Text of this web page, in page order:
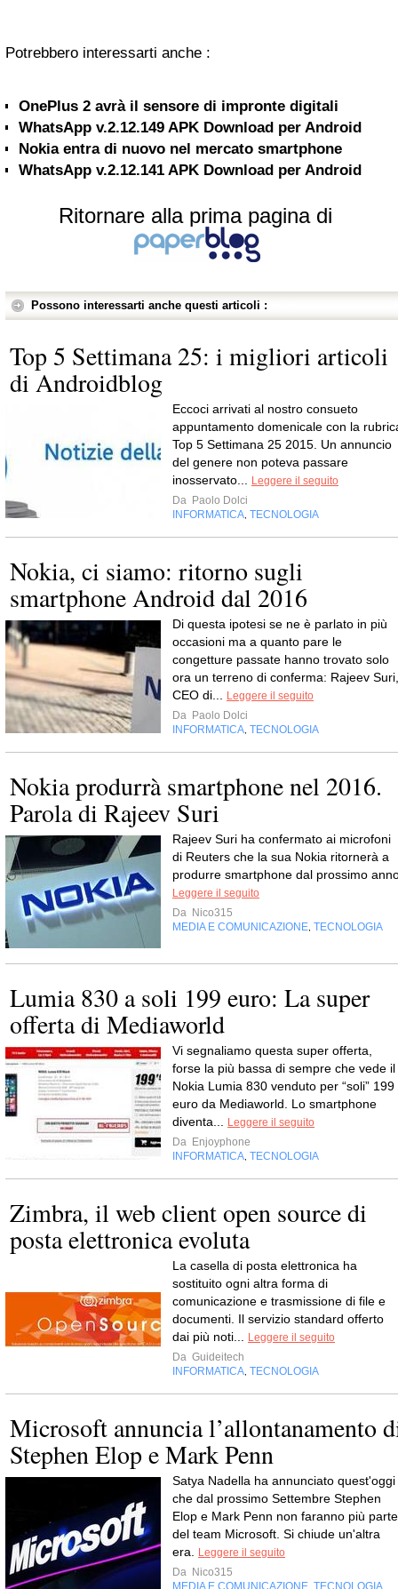
Potrebbero interessarti anche :
OnePlus 2 avrà il sensore di impronte digitali
WhatsApp v.2.12.149 APK Download per Android
Nokia entra di nuovo nel mercato smartphone
WhatsApp v.2.12.141 APK Download per Android
Ritornare alla prima pagina di
Possono interessarti anche questi articoli :
Top 5 Settimana 25: i migliori articoli
di Androidblog
Eccoci arrivati al nostro consueto
appuntamento domenicale con la
Top 5 Settimana 25 2015. Un annuncio
del genere non poteva passare
inosservato...
Leggere il seguito
Da Paolo Dolci
INFORMATICA TECNOLOGIA
Nokia, ci siamo: ritorno sugli
smartphone Android dal 2016
Di questa ipotesi se ne è parlato in più
occasioni ma a quanto pare le
congetture passate hanno trovato solo
ora un terreno di conferma: Rajeev Suri,
CEO di...
Leggere il seguito
Da Paolo Dolci
INFORMATICA TECNOLOGIA
Nokia produrrà smartphone nel 2016.
Parola di Rajeev Suri
Rajeev Suri ha confermato ai microfoni
di Reuters che la sua Nokia ritornerà a
produrre smartphone dal prossimo
Leggere il seguito
Da Nico315
MEDIA E COMUNICAZIONE TECNOLOGIA
Lumia 830 a soli 199 euro: La super
offerta di Mediaworld
Vi segnaliamo questa super offerta,
forse la più bassa di sempre che vede il
Nokia Lumia 830 venduto per “soli” 199
euro da Mediaworld. Lo smartphone
diventa...
Leggere il seguito
Da Enjoyphone
INFORMATICA TECNOLOGIA
Zimbra, il web client open source di
posta elettronica evoluta
La casella di posta elettronica ha
sostituito ogni altra forma di
comunicazione e trasmissione di file e
documenti. Il servizio standard offerto
dai più noti...
Leggere il seguito
Da Guideitech
INFORMATICA TECNOLOGIA
Microsoft annuncia l’allontanamento
Stephen Elop e Mark Penn
Satya Nadella ha annunciato quest'oggi
che dal prossimo Settembre Stephen
Elop e Mark Penn non faranno più parte
del team Microsoft. Si chiude un'altra
era.
Leggere il seguito
Da Nico315
MEDIA E COMUNICAZIONE TECNOLOGIA